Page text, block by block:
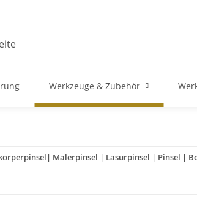
Werkzeuge & Zubehör
Malerpinsel | Lasurpinsel | Pinsel |